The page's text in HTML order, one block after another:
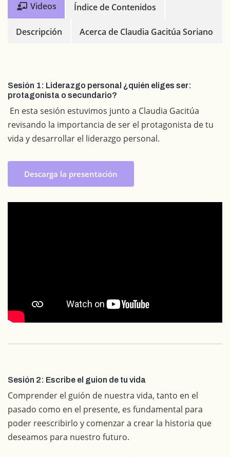
Videos Índice de Contenidos
Descripción Acerca de Claudia Gacitúa Soriano
Sesión 1: Liderazgo personal ¿quién eliges ser:
protagonista o secundario?
En esta sesión estuvimos junto a Claudia Gacitúa
revisando la importancia de ser el protagonista de tu
vida y desarrollar el liderazgo personal.
Descarga la presentación
Sesión 2: Escribe el guion de tu vida
Comprender el guión de nuestra vida, tanto en el
pasado como en el presente, es fundamental para
poder reescribirlo y comenzar a crear la historia que
deseamos para nuestro futuro.